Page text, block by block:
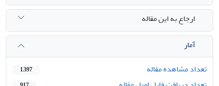
ارجاع به این مقاله
آمار
تعداد مشاهده مقاله
1,397